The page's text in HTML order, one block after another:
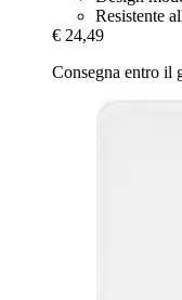
Resistente
€ 24,49
Consegna entro il